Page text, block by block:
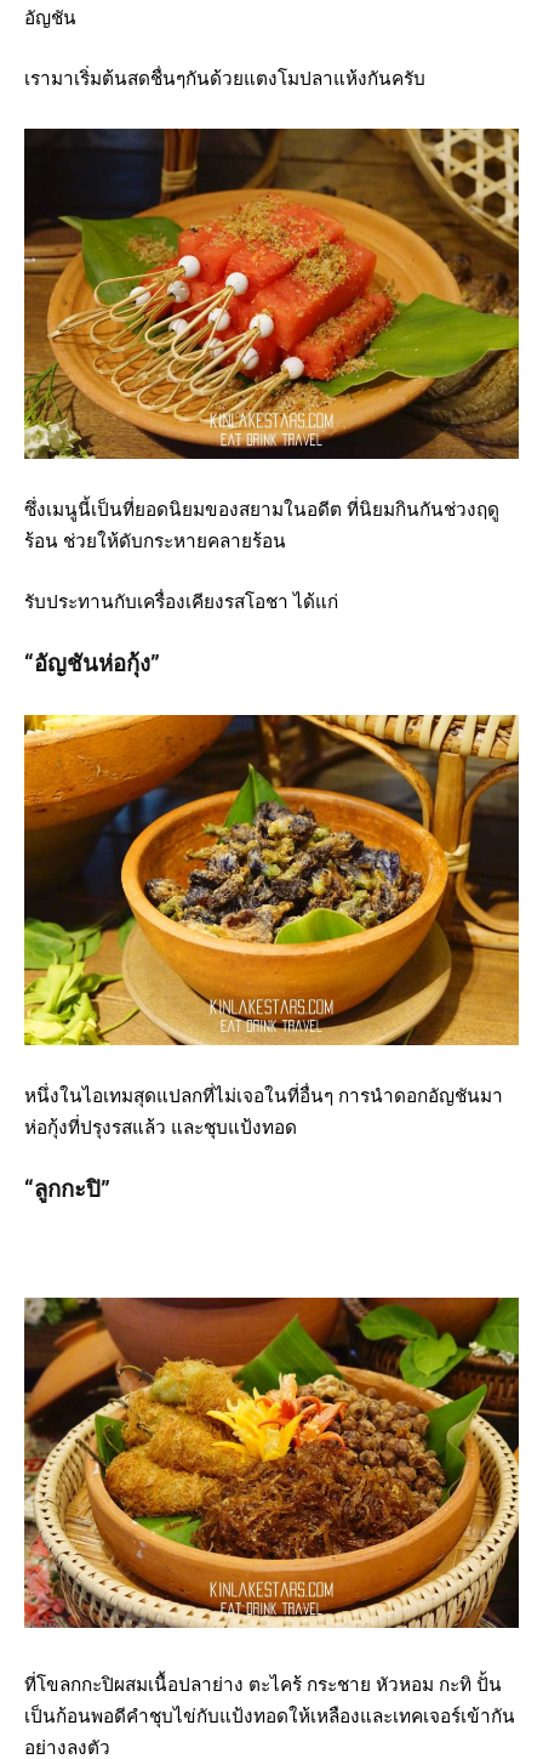
อัญชัน
เรามาเริ่มต้นสดชื่นๆกันด้วยแตงโมปลาแห้งกันครับ
ซึ่งเมนูนี้เป็นที่ยอดนิยมของสยามในอดีต ที่นิยมกินกันช่วงฤดู
ร้อน ช่วยให้ดับกระหายคลายร้อน
รับประทานกับเครื่องเคียงรสโอชา ได้แก่
“อัญชันห่อกุ้ง”
หนึ่งในไอเทมสุดแปลกที่ไม่เจอในที่อื่นๆ การนำดอกอัญชันมา
ห่อกุ้งที่ปรุงรสแล้ว และชุบแป้งทอด
“ลูกกะปิ”
ที่โขลกกะปิผสมเนื้อปลาย่าง ตะไคร้ กระชาย หัวหอม กะทิ ปั้น
เป็นก้อนพอดีคำชุบไข่กับแป้งทอดให้เหลืองและเทคเจอร์เข้ากัน
อย่างลงตัว